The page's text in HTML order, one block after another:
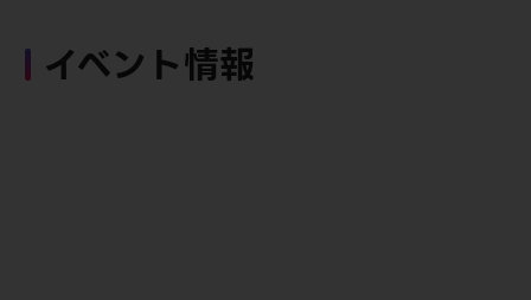
イベント情報